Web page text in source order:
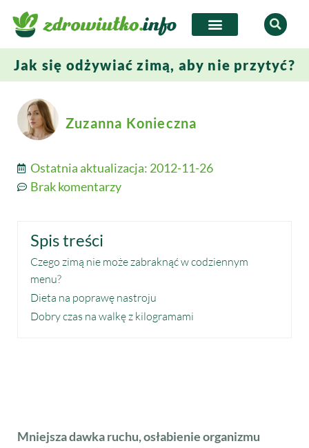
Jak się odżywiać zimą, aby nie przytyć?
Zuzanna Konieczna
Ostatnia aktualizacja: 2012-11-26
Brak komentarzy
Spis treści
Czego zimą nie może zabraknąć w codziennym
menu?
Dieta na poprawę nastroju
Dobry czas na walkę z kilogramami
Mniejsza dawka ruchu, osłabienie organizmu